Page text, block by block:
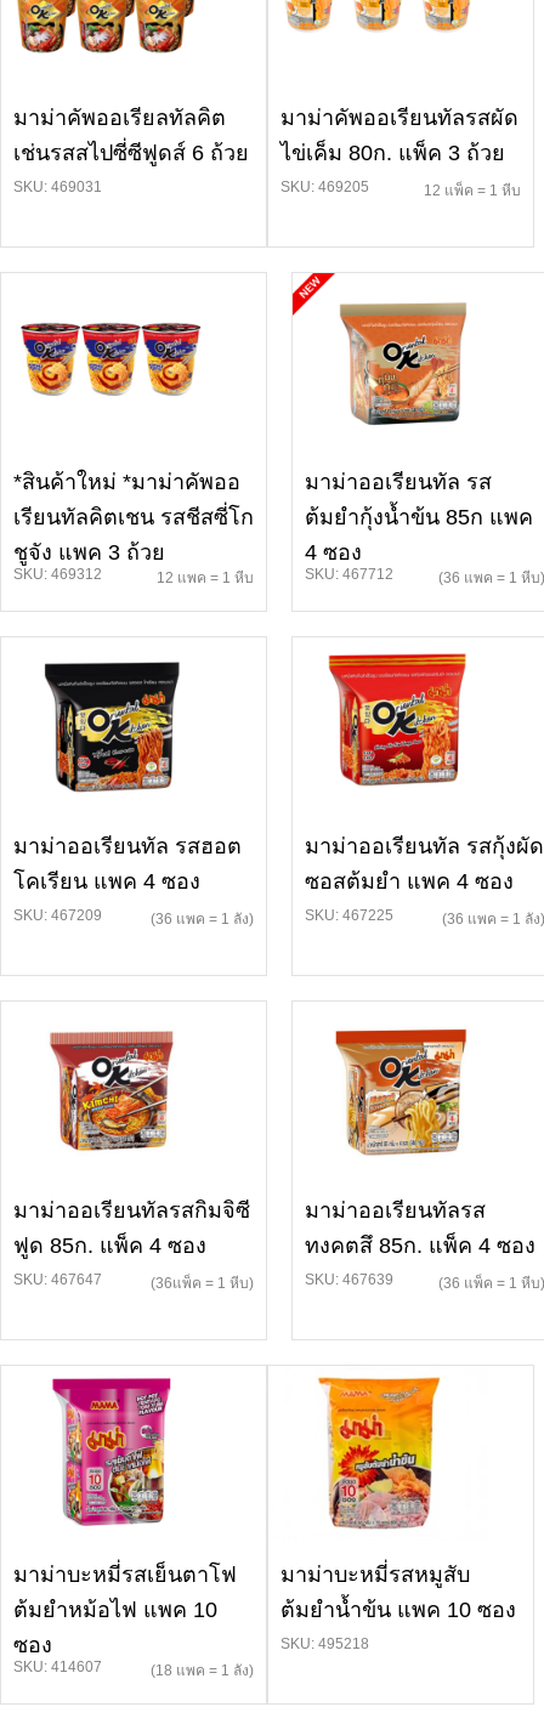
มาม่าคัพออเรียลทัลคิต
เช่นรสสไปซี่ซีฟูดส์ 6 ถ้วย
SKU: 469031
มาม่าคัพออเรียนทัลรสผัด
ไข่เค็ม 80ก. แพ็ค 3 ถ้วย
SKU: 469205 12 แพ็ค = 1 หีบ
*สินค้าใหม่ *มาม่าคัพออ
เรียนทัลคิตเชน รสชีสซี่โก
ชูจัง แพค 3 ถ้วย
SKU: 469312 12 แพค = 1 หีบ
มาม่าออเรียนทัล รส
ต้มยำกุ้งน้ำข้น 85ก แพค
4 ซอง
SKU: 467712 (36 แพค = 1 หีบ)
มาม่าออเรียนทัล รสฮอต
โคเรียน แพค 4 ซอง
SKU: 467209 (36 แพค = 1 ลัง)
มาม่าออเรียนทัล รสกุ้งผัด
ซอสต้มยำ แพค 4 ซอง
SKU: 467225 (36 แพค = 1 ลัง)
มาม่าออเรียนทัลรสกิมจิซี
ฟูด 85ก. แพ็ค 4 ซอง
SKU: 467647 (36แพ็ค = 1 หีบ)
มาม่าออเรียนทัลรส
ทงคตสึ 85ก. แพ็ค 4 ซอง
SKU: 467639 (36 แพ็ค = 1 หีบ)
มาม่าบะหมี่รสเย็นตาโฟ
ต้มยำหม้อไฟ แพค 10
ซอง
SKU: 414607 (18 แพค = 1 ลัง)
มาม่าบะหมี่รสหมูสับ
ต้มยำน้ำข้น แพค 10 ซอง
SKU: 495218